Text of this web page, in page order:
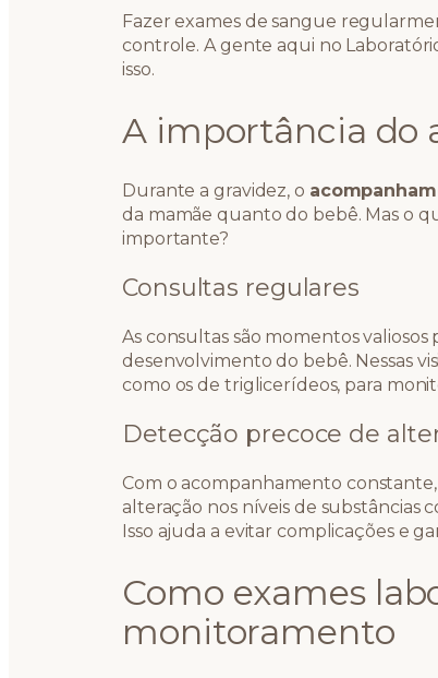
Fazer exames de sangue
controle. A gente aqui no
isso.
A importância do
Durante a gravidez, o
da mamãe quanto do bebê. Mas o
importante?
Consultas regulares
As consultas são momentos
desenvolvimento do bebê. Nessas
como os de triglicerídeos, para
Detecção precoce de
Com o acompanhamento
alteração nos níveis de substâncias
Isso ajuda a evitar complicações e
Como exames
monitoramento